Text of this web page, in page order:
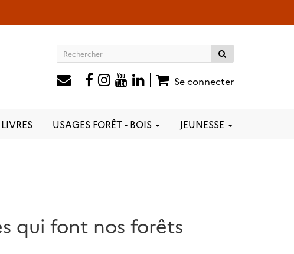
Rechercher
site
Se connecter
USAGES FORÊT - BOIS JEUNESSE
qui font nos forêts